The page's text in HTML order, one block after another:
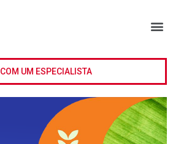
COM UM ESPECIALISTA